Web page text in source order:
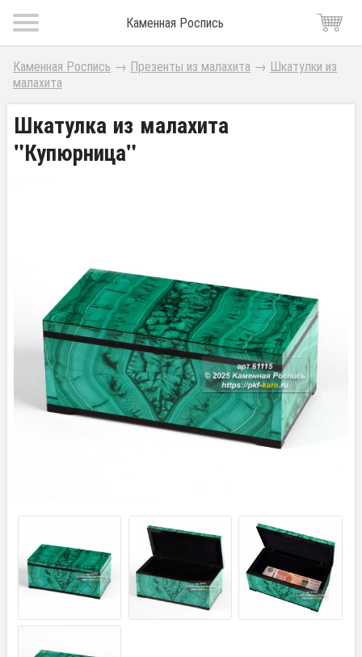
Каменная Роспись
Каменная Роспись → Презенты из малахита → Шкатулки из
малахита
Шкатулка из малахита
"Купюрница"